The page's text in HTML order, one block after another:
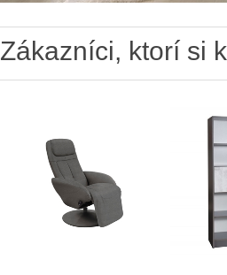
Zákazníci, ktorí si